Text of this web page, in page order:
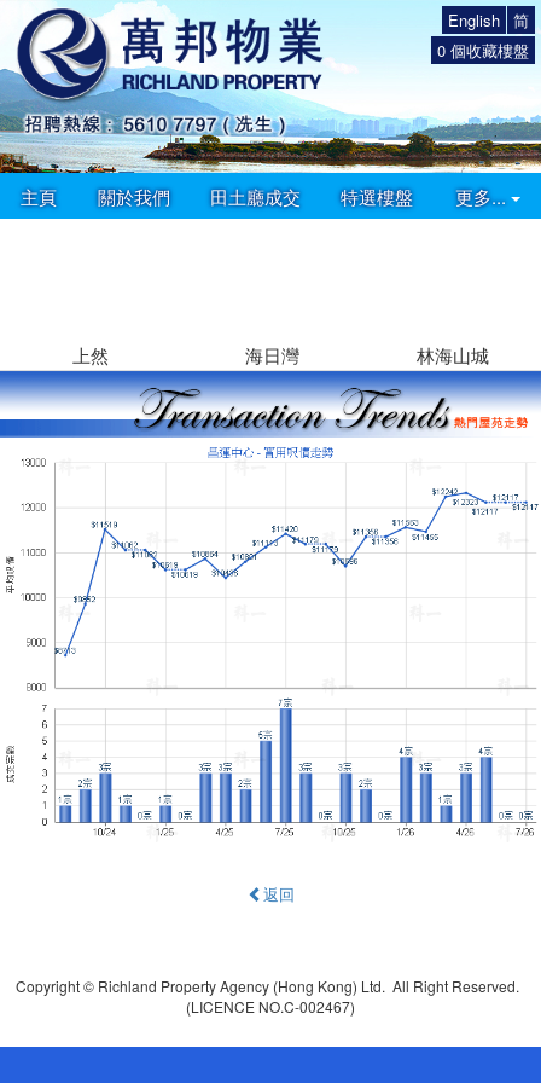
简
English
0 個收藏樓盤
主頁 關於我們 田土廳成交 特選樓盤 更多...
上然 海日灣 林海山城
返回
Copyright © Richland Property Agency (Hong Kong) Ltd. All Right Reserved.
(LICENCE NO.C-002467)